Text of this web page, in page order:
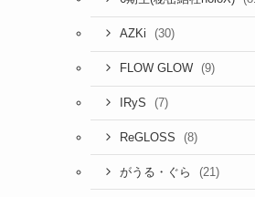
AZKi (30)
FLOW GLOW (9)
IRyS (7)
ReGLOSS (8)
がうる・ぐら (21)